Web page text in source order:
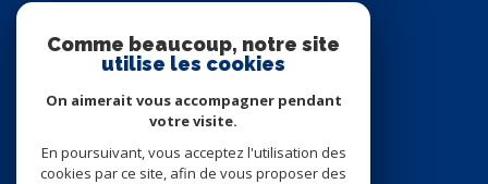
ADHÉRENTS
Comme beaucoup, notre site
utilise les cookies
On aimerait vous accompagner pendant
votre visite.
En poursuivant, vous acceptez l'utilisation des
cookies par ce site, afin de vous proposer des